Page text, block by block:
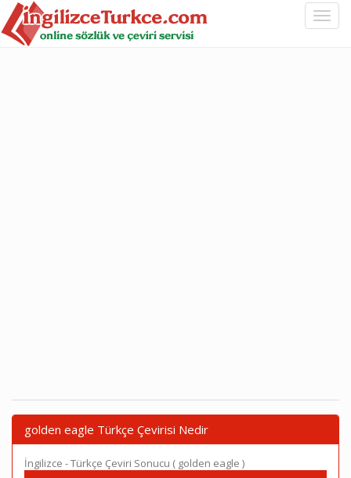
golden eagle Türkçe Çevirisi Nedir
İngilizce - Türkçe Çeviri Sonucu ( golden eagle )